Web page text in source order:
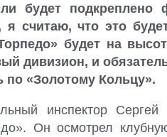
будет подкреплено
я считаю, что это
будет на
дивизион, и
«Золотому Кольцу».
инспектор Сергей
Он осмотрел